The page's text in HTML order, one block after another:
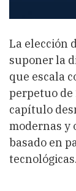
La elección
suponer la
que escala
perpetuo de
capítulo
modernas y
basado en